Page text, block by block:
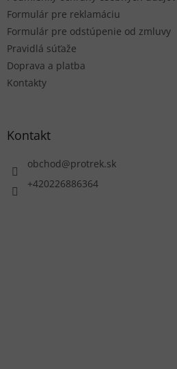
Formulár pre reklamáciu
Formulár pre odstúpenie od zmluvy
Pravidlá súťaže
Doprava a platba
Kontakty
Kontakt
obchod@protrek.sk
+420226886364